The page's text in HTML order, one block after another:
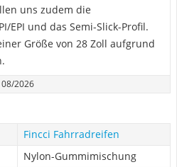
uns zudem die
EPI und das Semi-Slick-Profil.
Größe von 28 Zoll aufgrund
08/2026
Fincci Fahrradreifen
Nylon-Gummimischung